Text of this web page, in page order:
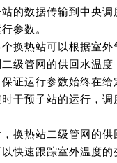
的数据传输到中央
参数。
热站可以根据室外
级管网的供回水温
证运行参数始终在
干预子站的运行，
热站二级管网的供
快速跟踪室外温度